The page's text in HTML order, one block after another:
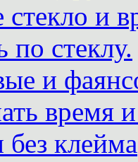
стекло и
по стеклу.
и
время
без клейма